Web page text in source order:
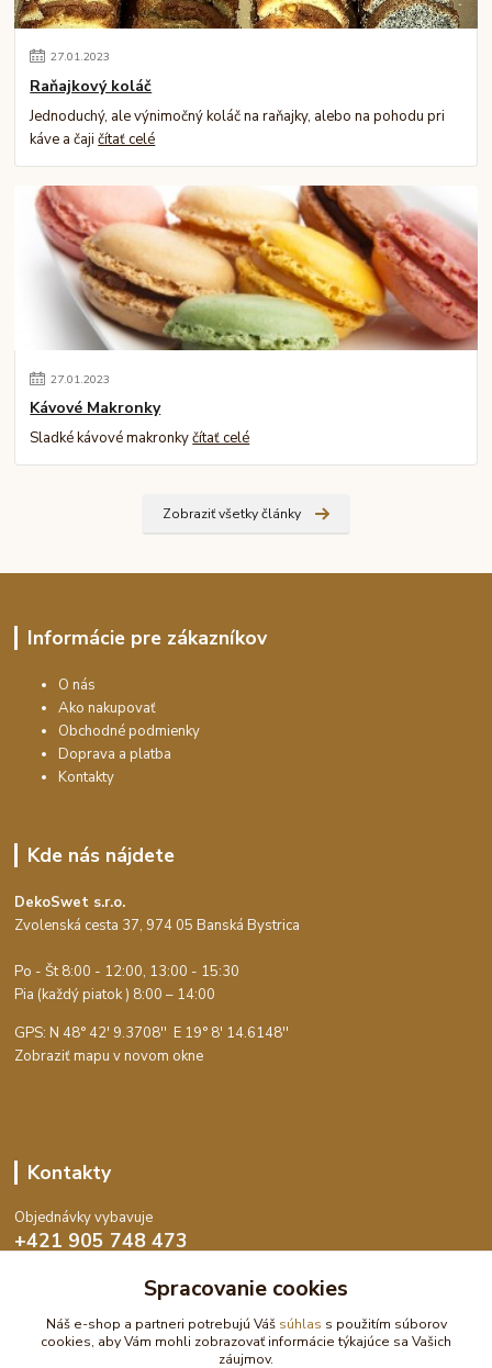
27.01.2023
Raňajkový koláč
Jednoduchý, ale výnimočný koláč na raňajky, alebo na pohodu pri
káve a čajičítať celé
27.01.2023
Kávové Makronky
Sladké kávové makronkyčítať celé
Zobraziť všetky články
Informácie pre zákazníkov
O nás
Ako nakupovať
Obchodné podmienky
Doprava a platba
Kontakty
Kde nás nájdete
DekoSwet s.r.o.
Zvolenská cesta 37, 974 05 Banská Bystrica
Po - Št 8:00 - 12:00, 13:00 - 15:30
Pia (každý piatok ) 8:00 – 14:00
GPS: N 48° 42' 9.3708'' E 19° 8' 14.6148''
Zobraziť mapu v novom okne
Kontakty
Objednávky vybavuje
+421 905 748 473
objednavky@dekoswet.sk
Spracovanie cookies
Náš e-shop a partneri potrebujú Váš súhlas s použitím súborov
cookies, aby Vám mohli zobrazovať informácie týkajúce sa Vašich
záujmov.